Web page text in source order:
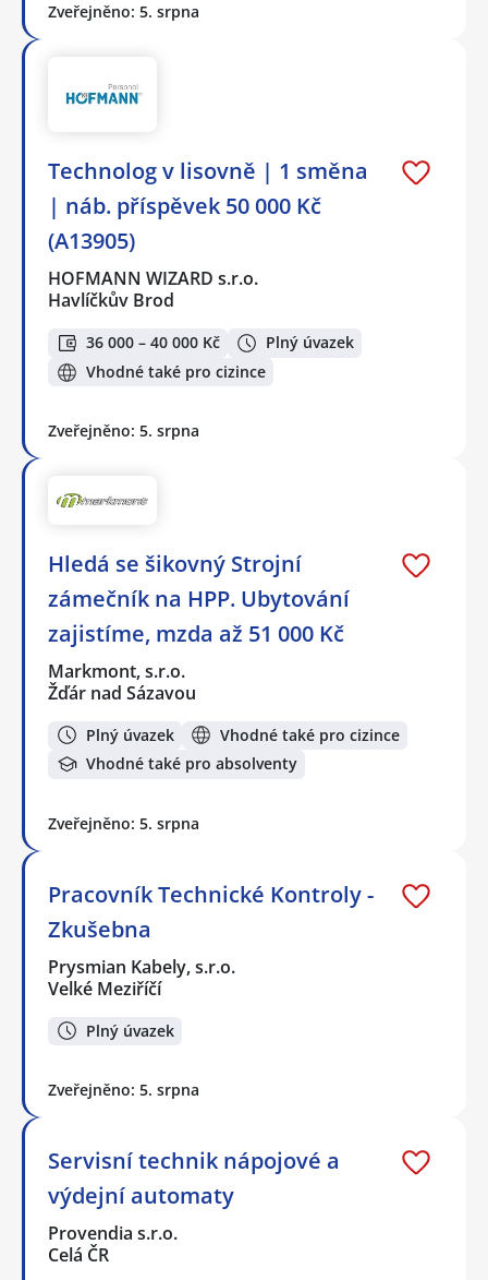
Zveřejněno: 5. srpna
Technolog v lisovně | 1 směna
| náb. příspěvek 50 000 Kč
(A13905)
HOFMANN WIZARD s.r.o.
Havlíčkův Brod
36 000 – 40 000 Kč
Plný úvazek
Vhodné také pro cizince
Zveřejněno: 5. srpna
Hledá se šikovný Strojní
zámečník na HPP. Ubytování
zajistíme, mzda až 51 000 Kč
Markmont, s.r.o.
Žďár nad Sázavou
Plný úvazek
Vhodné také pro cizince
Vhodné také pro absolventy
Zveřejněno: 5. srpna
Pracovník Technické Kontroly -
Zkušebna
Prysmian Kabely, s.r.o.
Velké Meziříčí
Plný úvazek
Zveřejněno: 5. srpna
Servisní technik nápojové a
výdejní automaty
Provendia s.r.o.
Celá ČR